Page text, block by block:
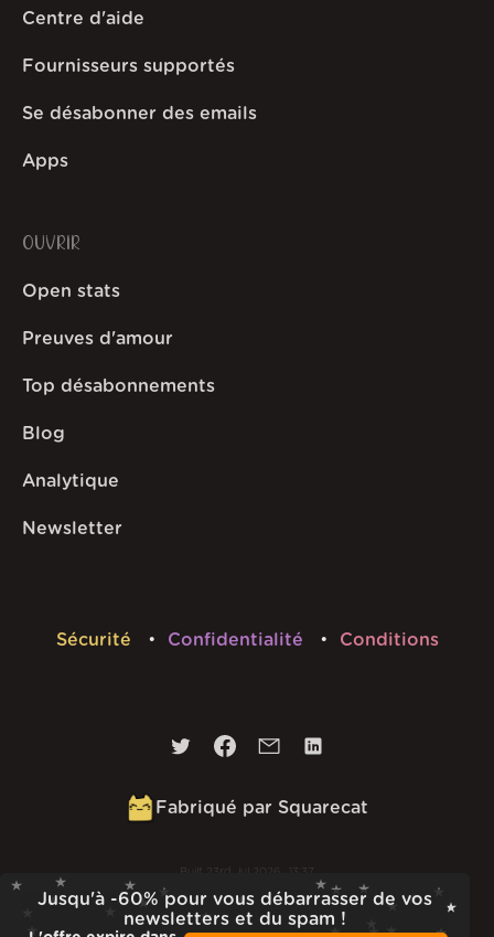
Jusqu'à -60% pour vous débarrasser de vos
newsletters et du spam !
Centre d'aide
Fournisseurs supportés
Se désabonner des emails
Apps
OUVRIR
Open stats
Preuves d'amour
Top désabonnements
Blog
Analytique
Newsletter
Sécurité Confidentialité Conditions
Fabriqué par Squarecat
Built 23rd Jul 2026 · 13:37
v1.55.1